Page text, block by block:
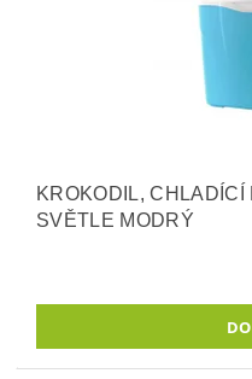
KROKODIL, CHLADÍCÍ
SVĚTLE MODRÝ